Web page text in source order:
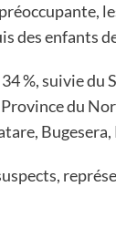
des enfants
%, suivie du
du